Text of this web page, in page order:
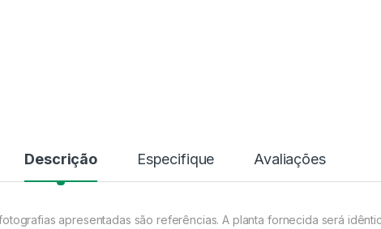
Descrição Especifique Avaliações
apresentadas são referências. A planta fornecida será